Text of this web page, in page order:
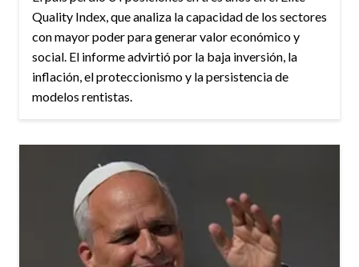
Quality Index, que analiza la capacidad de los sectores
con mayor poder para generar valor económico y
social. El informe advirtió por la baja inversión, la
inflación, el proteccionismo y la persistencia de
modelos rentistas.